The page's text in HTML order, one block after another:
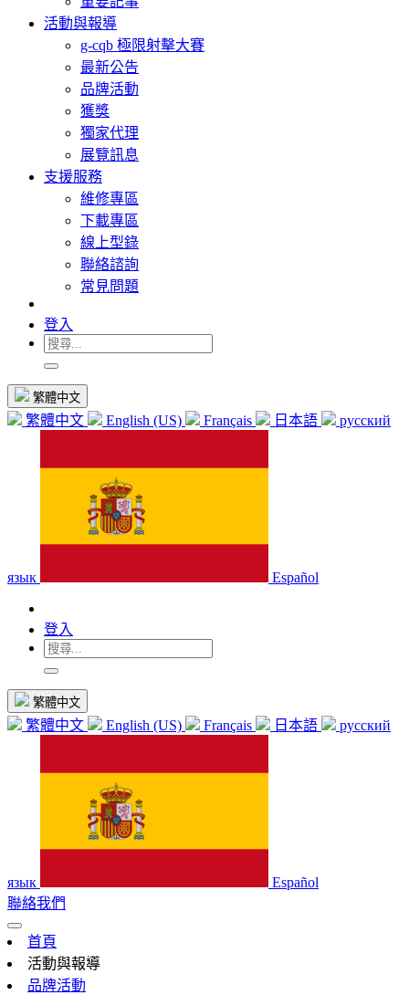
活動與報導
g-cqb 極限射擊大賽
最新公告
品牌活動
獲獎
獨家代理
展覽訊息
支援服務
維修專區
下載專區
線上型錄
聯絡諮詢
常見問題
登入
繁體中文
繁體中文 English (US) Français 日本語 русский
язык Español
登入
繁體中文
繁體中文 English (US) Français 日本語 русский
язык
Español
聯絡我們
首頁
活動與報導
品牌活動